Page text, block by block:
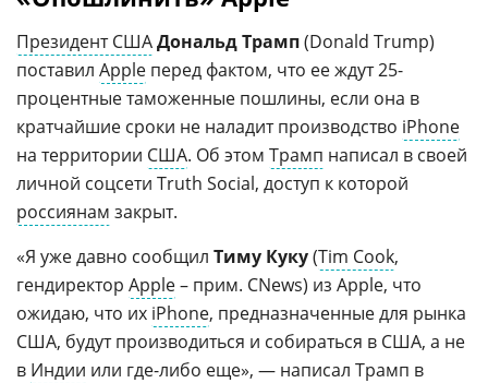
Президент СШАДональд Трамп(Donald Trump)
поставил Apple перед фактом, что ее ждут 25-
процентные таможенные пошлины, если она в
кратчайшие сроки не наладит производство iPhone
на территории США. Об этом Трамп написал в своей
личной соцсети Truth Social, доступ к которой
россиянам закрыт.
«Я уже давно сообщил Тиму Куку(Tim Cook,
гендиректор Apple– прим. CNews) из Apple, что
ожидаю, что их iPhone, предназначенные для рынка
США, будут производиться и собираться в США, а не
в Индии или где-либо еще», — написал Трамп в